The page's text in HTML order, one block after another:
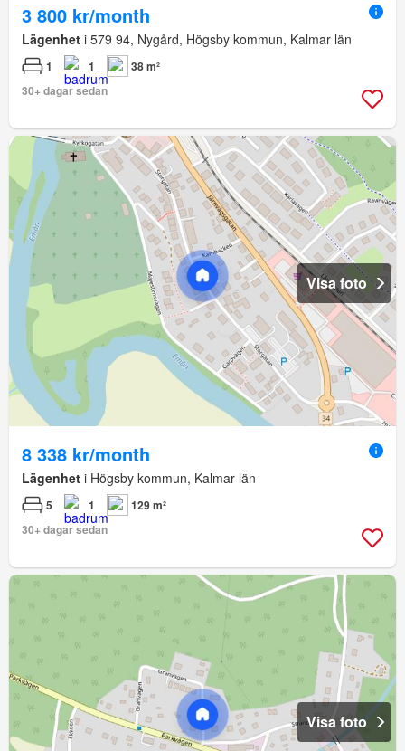
3 800 kr/month
Lägenhet i 579 94, Nygård, Högsby kommun, Kalmar län
1 1
38 m²
30+ dagar sedan
Visa foto
8 338 kr/month
Lägenhet i Högsby kommun, Kalmar län
5 1
129 m²
30+ dagar sedan
Visa foto